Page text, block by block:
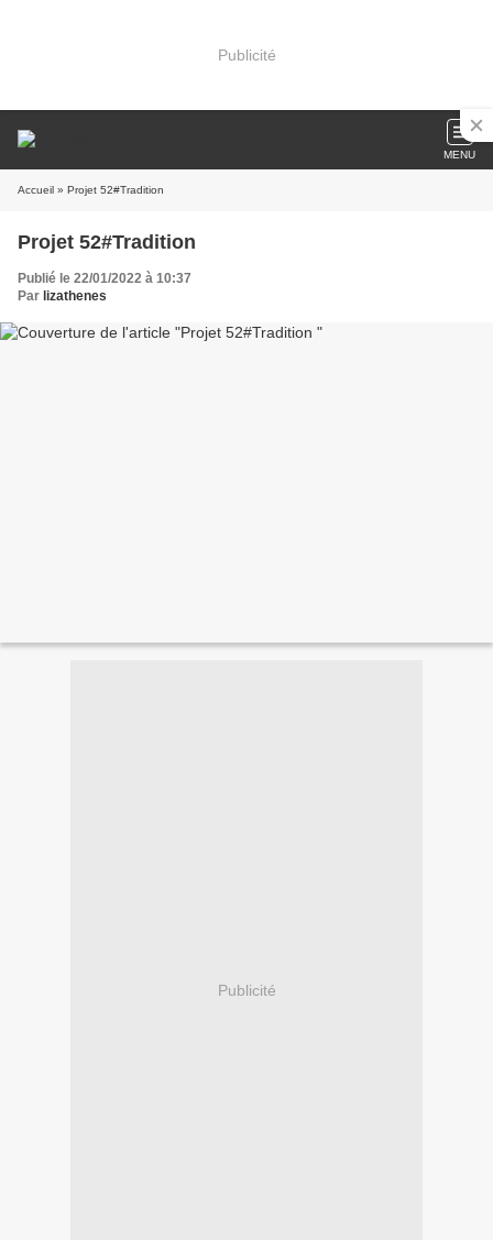
Publicité
MENU
Accueil » Projet 52#Tradition
Projet 52#Tradition
Publié le 22/01/2022 à 10:37
Par lizathenes
Publicité